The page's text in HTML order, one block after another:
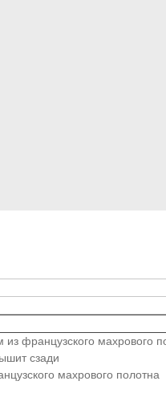
французского
сзади
махрового полотна